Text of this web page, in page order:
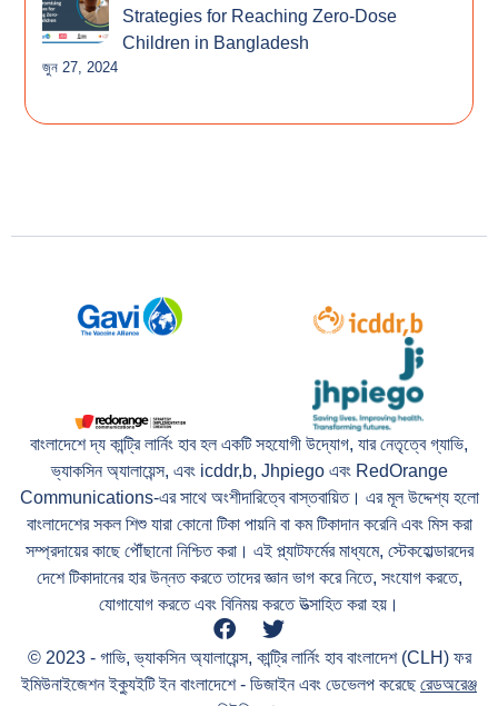
Strategies for Reaching Zero-Dose
Children in Bangladesh
জুন 27, 2024
বাংলাদেশে দ্য কান্ট্রি লার্নিং হাব হল একটি সহযোগী উদ্যোগ, যার নেতৃত্বে গ্যাভি,
ভ্যাকসিন অ্যালায়েন্স, এবং icddr,b, Jhpiego এবং RedOrange
Communications-এর সাথে অংশীদারিত্বে বাস্তবায়িত। এর মূল উদ্দেশ্য হলো
বাংলাদেশের সকল শিশু যারা কোনো টিকা পায়নি বা কম টিকাদান করেনি এবং মিস করা
সম্প্রদায়ের কাছে পৌঁছানো নিশ্চিত করা। এই প্ল্যাটফর্মের মাধ্যমে, স্টেকহোল্ডারদের
দেশে টিকাদানের হার উন্নত করতে তাদের জ্ঞান ভাগ করে নিতে, সংযোগ করতে,
যোগাযোগ করতে এবং বিনিময় করতে উত্সাহিত করা হয়।
© 2023 - গাভি, ভ্যাকসিন অ্যালায়েন্স, কান্ট্রি লার্নিং হাব বাংলাদেশ (CLH) ফর
ইমিউনাইজেশন ইক্যুইটি ইন বাংলাদেশে - ডিজাইন এবং ডেভেলপ করেছেরেডঅরেঞ্জ